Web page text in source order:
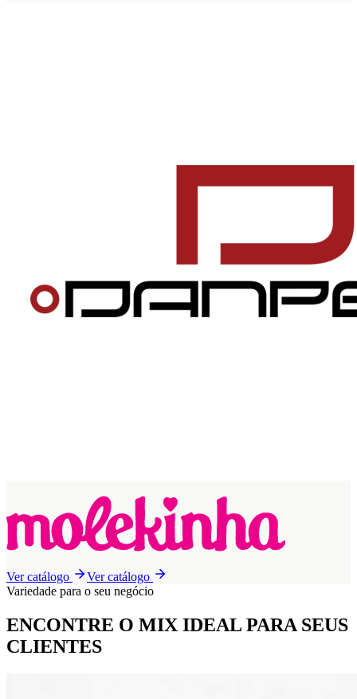
Ver catálogo
Ver catálogo
Variedade para o seu negócio
ENCONTRE O MIX IDEAL PARA SEUS
CLIENTES